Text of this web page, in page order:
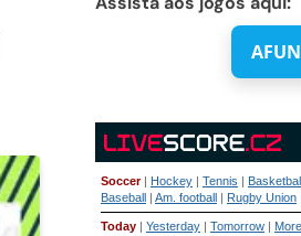
AFUN